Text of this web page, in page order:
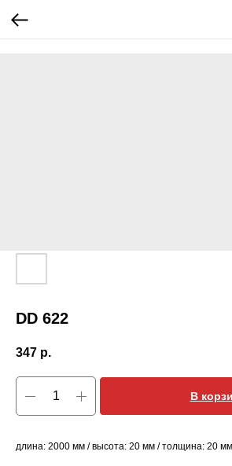
DD 622
347 р.
В
длина: 2000 мм / высота: 20 мм / толщина: 20 мм